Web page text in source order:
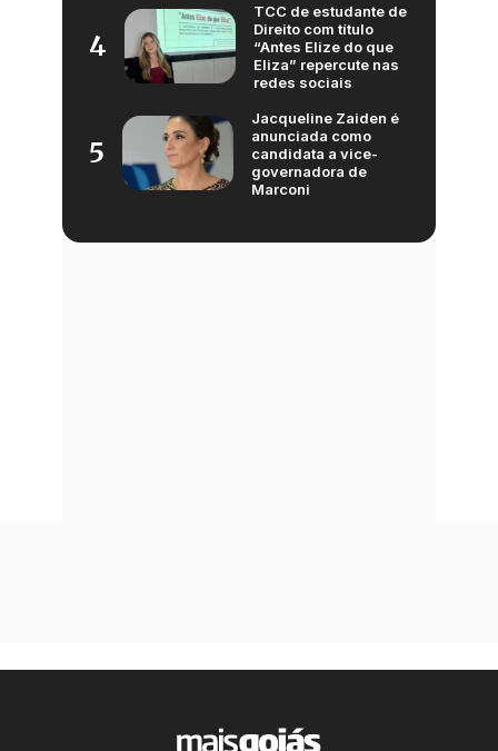
4
TCC de estudante de
Direito com título
“Antes Elize do que
Eliza” repercute nas
redes sociais
5
Jacqueline Zaiden é
anunciada como
candidata a vice-
governadora de
Marconi